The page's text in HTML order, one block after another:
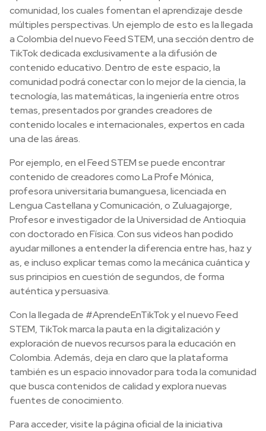
comunidad, los cuales fomentan el aprendizaje desde
múltiples perspectivas. Un ejemplo de esto es la llegada
a Colombia del nuevo Feed STEM, una sección dentro de
TikTok dedicada exclusivamente a la difusión de
contenido educativo. Dentro de este espacio, la
comunidad podrá conectar con lo mejor de la ciencia, la
tecnología, las matemáticas, la ingeniería entre otros
temas, presentados por grandes creadores de
contenido locales e internacionales, expertos en cada
una de las áreas.
Por ejemplo, en el Feed STEM se puede encontrar
contenido de creadores como La Profe Mónica,
profesora universitaria bumanguesa, licenciada en
Lengua Castellana y Comunicación, o Zuluagajorge,
Profesor e investigador de la Universidad de Antioquia
con doctorado en Física. Con sus videos han podido
ayudar millones a entender la diferencia entre has, haz y
as, e incluso explicar temas como la mecánica cuántica y
sus principios en cuestión de segundos, de forma
auténtica y persuasiva.
Con la llegada de #AprendeEnTikTok y el nuevo Feed
STEM, TikTok marca la pauta en la digitalización y
exploración de nuevos recursos para la educación en
Colombia. Además, deja en claro que la plataforma
también es un espacio innovador para toda la comunidad
que busca contenidos de calidad y explora nuevas
fuentes de conocimiento.
Para acceder, visite la página oficial de la iniciativa